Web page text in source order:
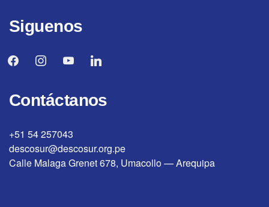
Siguenos
facebookinstagramyoutubelinkedin
Contáctanos
+51 54 257043
descosur@descosur.org.pe
Calle Malaga Grenet 678, Umacollo — Arequipa